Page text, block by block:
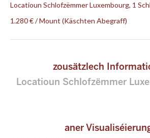
Locatioun Schlofzëmmer Luxembourg, 1
1.280 € / Mount (Käschten Abegraff)
zousätzlech
Locatioun Schlofzëmmer
aner